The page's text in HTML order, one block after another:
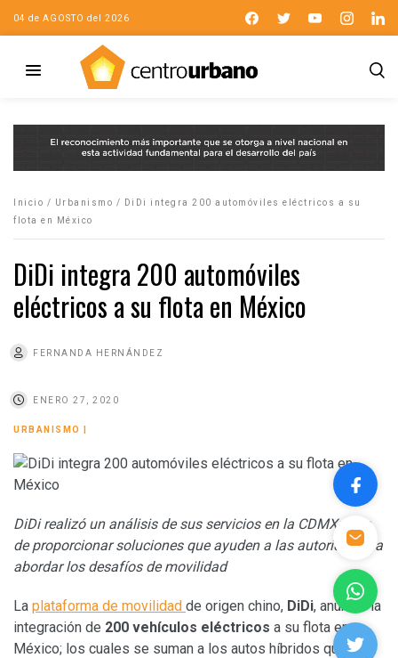
04 de AGOSTO del 2026
Inicio / Urbanismo /
DiDi integra 200 automóviles eléctricos a su
flota en México
DiDi integra 200 automóviles
eléctricos a su flota en México
FERNANDA HERNÁNDEZ
ENERO 27, 2020
URBANISMO
DiDi realizó un análisis de sus servicios en la CDMX; a fin
de proporcionar soluciones que ayuden a las autoridades a
abordar los desafíos de movilidad
La plataforma de movilidad de origen chino, DiDi, anunció la
integración de 200 vehículos eléctricos a su flota en
México; los cuales se suman a los autos híbridos que ya